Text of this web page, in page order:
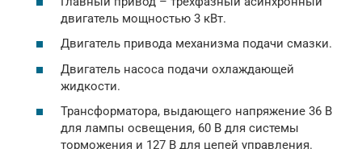
двигатель мощностью 3 кВт.
Двигатель привода механизма подачи смазки.
Двигатель насоса подачи охлаждающей
жидкости.
Трансформатора, выдающего напряжение 36 В
для лампы освещения, 60 В для системы
торможения и 127 В для цепей управления.